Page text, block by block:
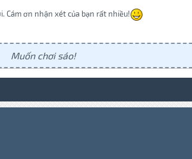
Cám ơn nhận xét của bạn rất nhiều!
Muốn chơi sáo!